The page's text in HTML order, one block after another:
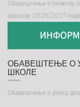
Обавештење о почетку
школску 2026/2027
ОБАВЕШТЕЊЕ О
ШКОЛЕ
Обавештење о упису